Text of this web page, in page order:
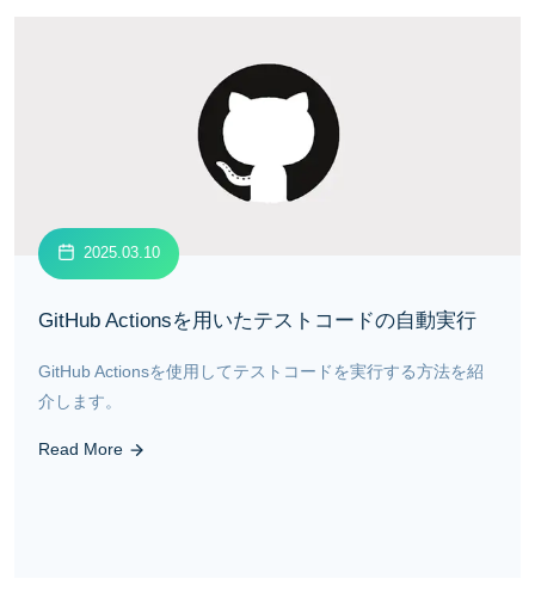
2025.03.10
GitHub Actionsを用いたテストコードの自動実行
GitHub Actionsを使用してテストコードを実行する方法を紹
介します。
Read More